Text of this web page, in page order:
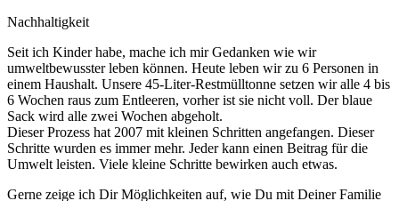
Nachhaltigkeit
Seit ich Kinder habe, mache ich mir Gedanken wie wir
umweltbewusster leben können. Heute leben wir zu 6 Personen in
einem Haushalt. Unsere 45-Liter-Restmülltonne setzen wir alle 4 bis
6 Wochen raus zum Entleeren, vorher ist sie nicht voll. Der blaue
Sack wird alle zwei Wochen abgeholt.
Dieser Prozess hat 2007 mit kleinen Schritten angefangen. Dieser
Schritte wurden es immer mehr. Jeder kann einen Beitrag für die
Umwelt leisten. Viele kleine Schritte bewirken auch etwas.
Gerne zeige ich Dir Möglichkeiten auf, wie Du mit Deiner Familie